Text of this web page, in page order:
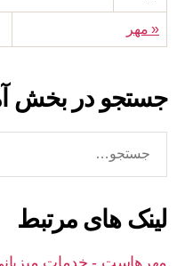
« مهر
جستجو در بخش
لینک های مرتبط
مهرهاست - خدمات